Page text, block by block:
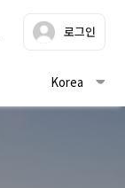
Korea
로그인